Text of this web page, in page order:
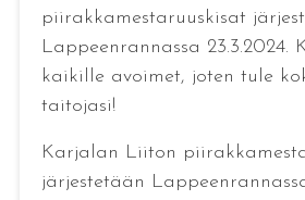
piirakkamestaruuskisat
Lappeenrannassa 23.3.2024.
kaikille avoimet, joten tule
taitojasi!
Karjalan Liiton
järjestetään